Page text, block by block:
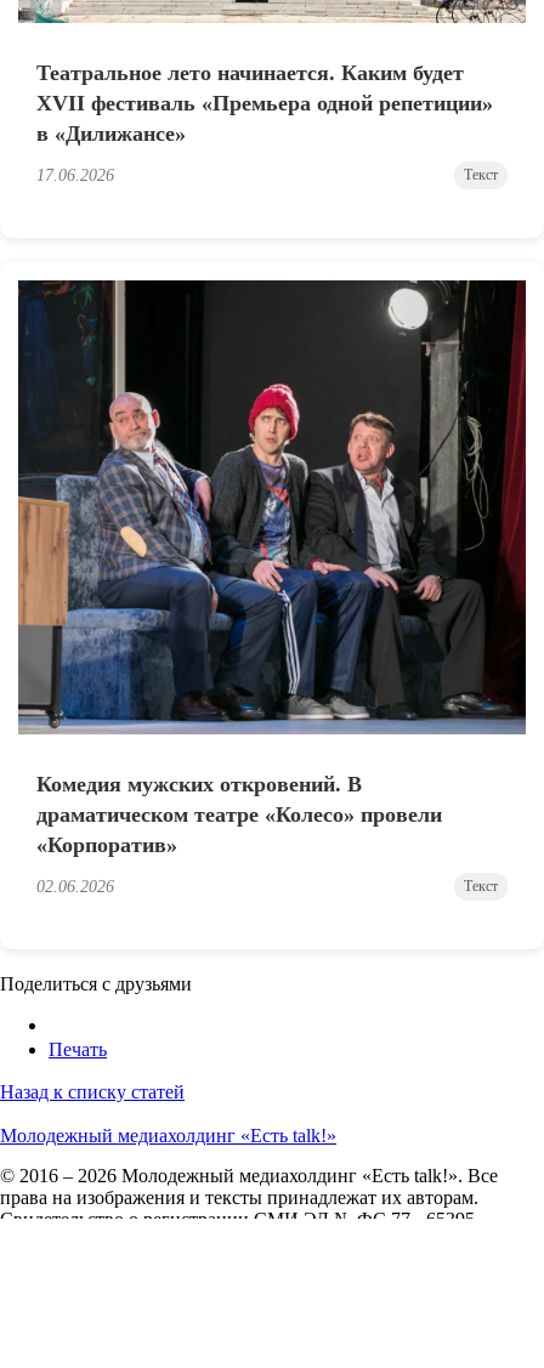
Театральное лето начинается. Каким будет
XVII фестиваль «Премьера одной репетиции»
в «Дилижансе»
17.06.2026 Текст
Комедия мужских откровений. В
драматическом театре «Колесо» провели
«Корпоратив»
02.06.2026 Текст
Поделиться с друзьями
Печать
Назад к списку статей
Молодежный медиахолдинг «Есть talk!»
© 2016 – 2026 Молодежный медиахолдинг «Есть talk!». Все
права на изображения и тексты принадлежат их авторам.
Свидетельство о регистрации СМИ ЭЛ № ФС 77 - 65395.